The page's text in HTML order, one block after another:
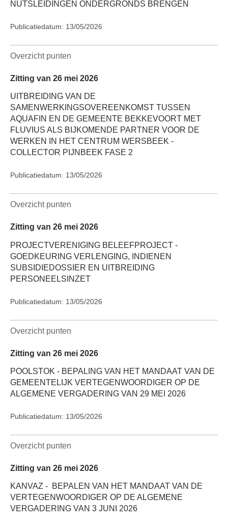
NUTSLEIDINGEN ONDERGRONDS BRENGEN
Publicatiedatum: 13/05/2026
Overzicht punten
Zitting van 26 mei 2026
UITBREIDING VAN DE
SAMENWERKINGSOVEREENKOMST TUSSEN
AQUAFIN EN DE GEMEENTE BEKKEVOORT MET
FLUVIUS ALS BIJKOMENDE PARTNER VOOR DE
WERKEN IN HET CENTRUM WERSBEEK -
COLLECTOR PIJNBEEK FASE 2
Publicatiedatum: 13/05/2026
Overzicht punten
Zitting van 26 mei 2026
PROJECTVERENIGING BELEEFPROJECT -
GOEDKEURING VERLENGING, INDIENEN
SUBSIDIEDOSSIER EN UITBREIDING
PERSONEELSINZET
Publicatiedatum: 13/05/2026
Overzicht punten
Zitting van 26 mei 2026
POOLSTOK - BEPALING VAN HET MANDAAT VAN DE
GEMEENTELIJK VERTEGENWOORDIGER OP DE
ALGEMENE VERGADERING VAN 29 MEI 2026
Publicatiedatum: 13/05/2026
Overzicht punten
Zitting van 26 mei 2026
KANVAZ - BEPALEN VAN HET MANDAAT VAN DE
VERTEGENWOORDIGER OP DE ALGEMENE
VERGADERING VAN 3 JUNI 2026